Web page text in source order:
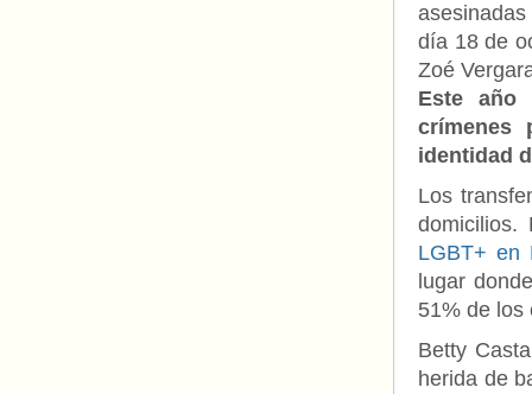
día 18 de
Zoé
Este
crímenes
identidad
Los
LGBT+ en
lugar
51% de los
Betty
herida de